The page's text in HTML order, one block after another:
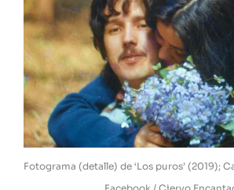
Fotograma (detalle) de ‘Los puros’ (2019);